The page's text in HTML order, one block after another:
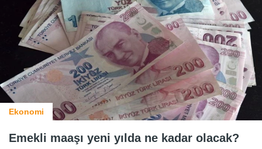
Ekonomi
Emekli maaşı yeni yılda ne kadar olacak?